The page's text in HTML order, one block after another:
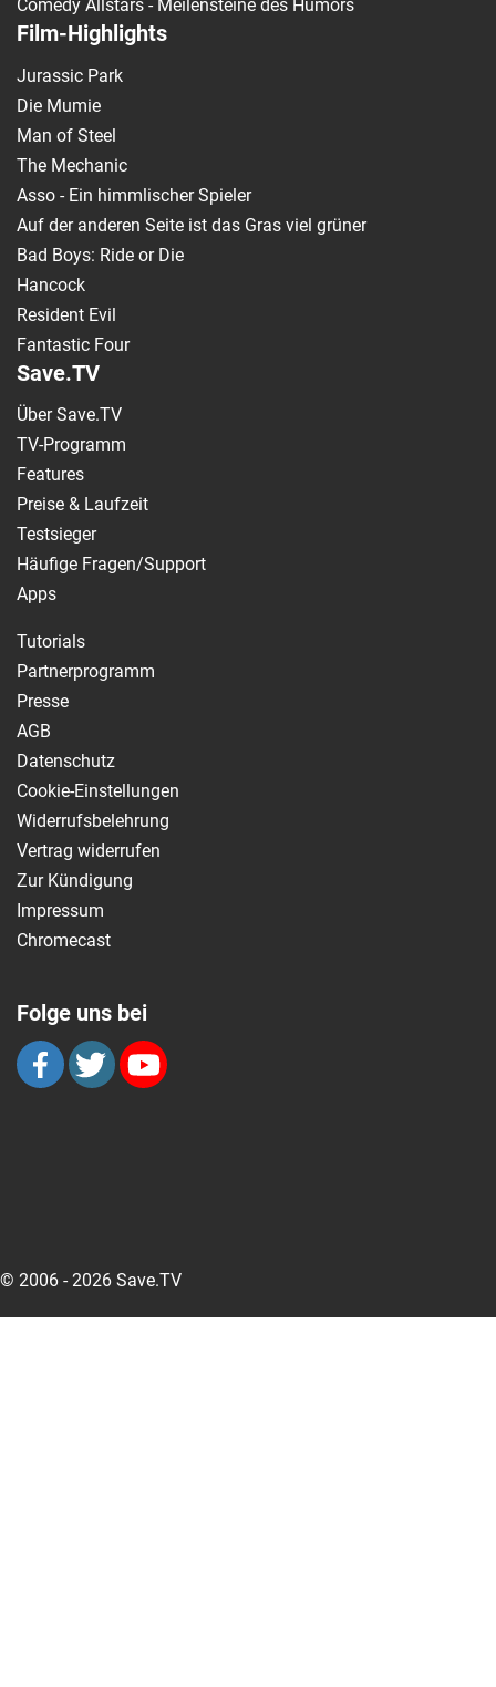
Comedy Allstars - Meilensteine des Humors
Film-Highlights
Jurassic Park
Die Mumie
Man of Steel
The Mechanic
Asso - Ein himmlischer Spieler
Auf der anderen Seite ist das Gras viel grüner
Bad Boys: Ride or Die
Hancock
Resident Evil
Fantastic Four
Save.TV
Über Save.TV
TV-Programm
Features
Preise & Laufzeit
Testsieger
Häufige Fragen/Support
Apps
Tutorials
Partnerprogramm
Presse
AGB
Datenschutz
Cookie-Einstellungen
Widerrufsbelehrung
Vertrag widerrufen
Zur Kündigung
Impressum
Chromecast
Folge uns bei
© 2006 - 2026 Save.TV